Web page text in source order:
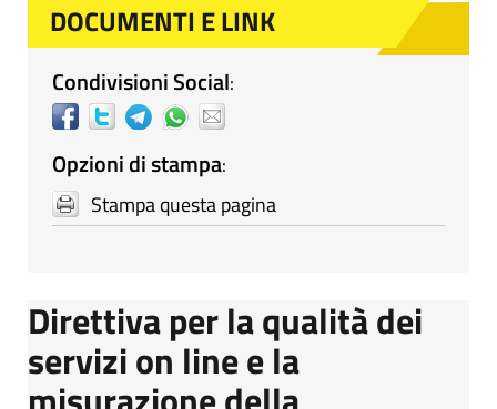
DOCUMENTI E LINK
Condivisioni Social:
Opzioni di stampa:
Stampa questa pagina
Direttiva per la qualità dei
servizi on line e la